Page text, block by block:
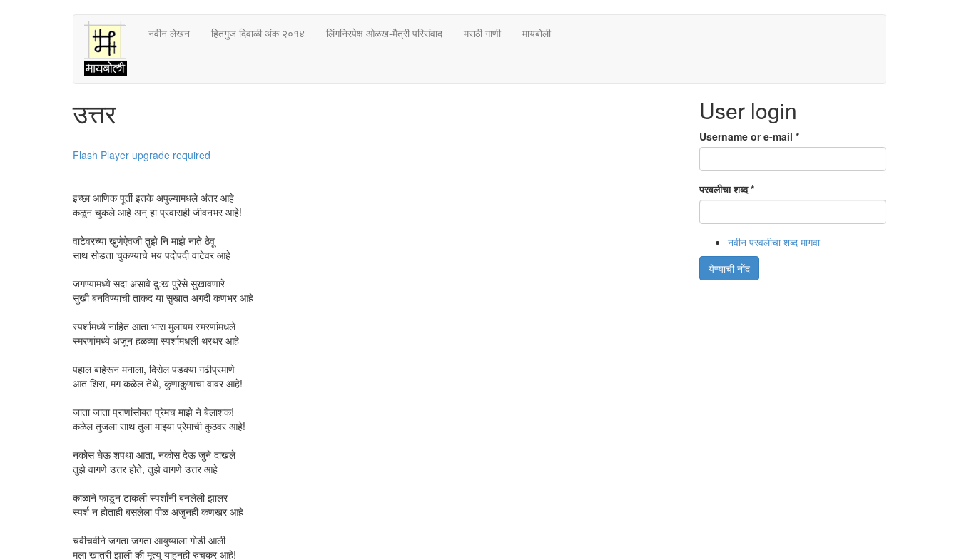
नवीन लेखन हितगुज दिवाळी अंक २०१४ लिंगनिरपेक्ष ओळख-मैत्री परिसंवाद मराठी गाणी मायबोली
उत्तर
Flash Player upgrade required
इच्छा आणिक पूर्ती इतके अपुल्यामधले अंतर आहे
कळून चुकले आहे अन् हा प्रवासही जीवनभर आहे!
वाटेवरच्या खुणेऐवजी तुझे नि माझे नाते ठेवू
साथ सोडता चुकण्याचे भय पदोपदी वाटेवर आहे
जगण्यामध्ये सदा असावे दु:ख पुरेसे सुखावणारे
सुखी बनविण्याची ताकद या सुखात अगदी कणभर आहे
स्पर्शामध्ये नाहित आता भास मुलायम स्मरणांमधले
स्मरणांमध्ये अजून हळव्या स्पर्शामधली थरथर आहे
पहाल बाहेरून मनाला, दिसेल पडक्या गढीप्रमाणे
आत शिरा, मग कळेल तेथे, कुणाकुणाचा वावर आहे!
जाता जाता प्राणांसोबत प्रेमच माझे ने बेलाशक!
कळेल तुजला साथ तुला माझ्या प्रेमाची कुठवर आहे!
नकोस घेऊ शपथा आता, नकोस देऊ जुने दाखले
तुझे वागणे उत्तर होते, तुझे वागणे उत्तर आहे
काळाने फाडून टाकली स्पर्शांनी बनलेली झालर
स्पर्श न होताही बसलेला पीळ अजुनही कणखर आहे
चवीचवीने जगता जगता आयुष्याला गोडी आली
मला खातरी झाली की मृत्यु याहुनही रुचकर आहे!
User login
Username or e-mail *
परवलीचा शब्द*
नवीन परवलीचा शब्द मागवा
येण्याची नोंद